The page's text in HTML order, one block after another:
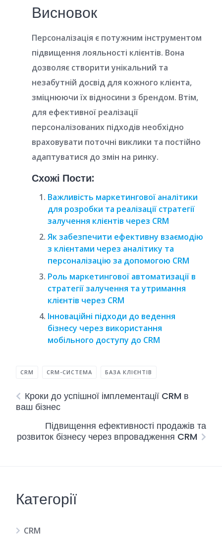
Висновок
Персоналізація є потужним інструментом
підвищення лояльності клієнтів. Вона
дозволяє створити унікальний та
незабутній досвід для кожного клієнта,
зміцнюючи їх відносини з брендом. Втім,
для ефективної реалізації
персоналізованих підходів необхідно
враховувати поточні виклики та постійно
адаптуватися до змін на ринку.
Схожі Пости:
Важливість маркетингової аналітики
для розробки та реалізації стратегії
залучення клієнтів через CRM
Як забезпечити ефективну взаємодію
з клієнтами через аналітику та
персоналізацію за допомогою CRM
Роль маркетингової автоматизації в
стратегії залучення та утримання
клієнтів через CRM
Інноваційні підходи до ведення
бізнесу через використання
мобільного доступу до CRM
CRM CRM-СИСТЕМА БАЗА КЛІЄНТІВ
Кроки до успішної імплементації CRM в
ваш бізнес
Підвищення ефективності продажів та
розвиток бізнесу через впровадження CRM
Категорії
CRM